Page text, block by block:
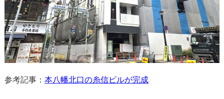
参考記事： 本八幡北口の糸信ビルが完成